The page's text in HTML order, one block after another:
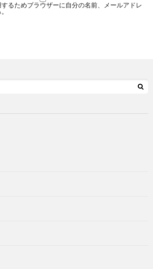
るためブラウザーに自分の名前、メールアドレ